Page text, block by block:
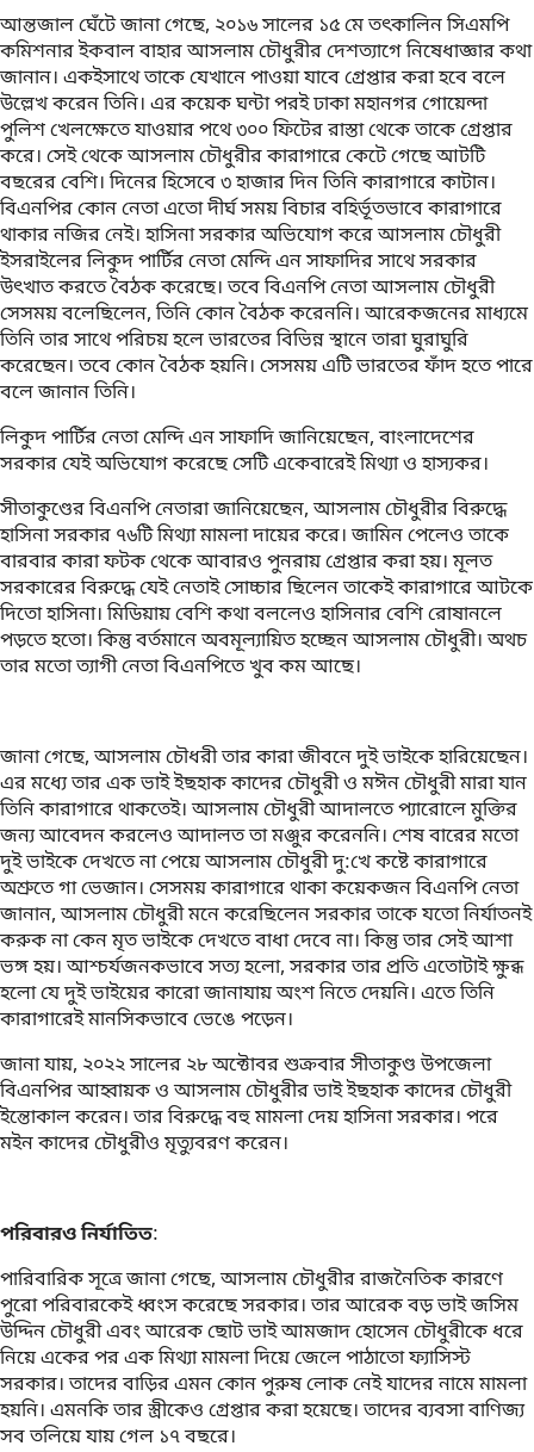
আন্তজাল ঘেঁটে জানা গেছে, ২০১৬ সালের ১৫ মে তৎকালিন সিএমপি
কমিশনার ইকবাল বাহার আসলাম চৌধুরীর দেশত্যাগে নিষেধাজ্ঞার কথা
জানান। একইসাথে তাকে যেখানে পাওয়া যাবে গ্রেপ্তার করা হবে বলে
উল্লেখ করেন তিনি। এর কয়েক ঘন্টা পরই ঢাকা মহানগর গোয়েন্দা
পুলিশ খেলক্ষেতে যাওয়ার পথে ৩০০ ফিটের রাস্তা থেকে তাকে গ্রেপ্তার
করে। সেই থেকে আসলাম চৌধুরীর কারাগারে কেটে গেছে আটটি
বছরের বেশি। দিনের হিসেবে ৩ হাজার দিন তিনি কারাগারে কাটান।
বিএনপির কোন নেতা এতো দীর্ঘ সময় বিচার বহির্ভূতভাবে কারাগারে
থাকার নজির নেই। হাসিনা সরকার অভিযোগ করে আসলাম চৌধুরী
ইসরাইলের লিকুদ পার্টির নেতা মেন্দি এন সাফাদির সাথে সরকার
উৎখাত করতে বৈঠক করেছে। তবে বিএনপি নেতা আসলাম চৌধুরী
সেসময় বলেছিলেন, তিনি কোন বৈঠক করেননি। আরেকজনের মাধ্যমে
তিনি তার সাথে পরিচয় হলে ভারতের বিভিন্ন স্থানে তারা ঘুরাঘুরি
করেছেন। তবে কোন বৈঠক হয়নি। সেসময় এটি ভারতের ফাঁদ হতে পারে
বলে জানান তিনি।
লিকুদ পার্টির নেতা মেন্দি এন সাফাদি জানিয়েছেন, বাংলাদেশের
সরকার যেই অভিযোগ করেছে সেটি একেবারেই মিথ্যা ও হাস্যকর।
সীতাকুণ্ডের বিএনপি নেতারা জানিয়েছেন, আসলাম চৌধুরীর বিরুদ্ধে
হাসিনা সরকার ৭৬টি মিথ্যা মামলা দায়ের করে। জামিন পেলেও তাকে
বারবার কারা ফটক থেকে আবারও পুনরায় গ্রেপ্তার করা হয়। মূলত
সরকারের বিরুদ্ধে যেই নেতাই সোচ্চার ছিলেন তাকেই কারাগারে আটকে
দিতো হাসিনা। মিডিয়ায় বেশি কথা বললেও হাসিনার বেশি রোষানলে
পড়তে হতো। কিন্তু বর্তমানে অবমূল্যায়িত হচ্ছেন আসলাম চৌধুরী। অথচ
তার মতো ত্যাগী নেতা বিএনপিতে খুব কম আছে।
জানা গেছে, আসলাম চৌধরী তার কারা জীবনে দুই ভাইকে হারিয়েছেন।
এর মধ্যে তার এক ভাই ইছহাক কাদের চৌধুরী ও মঈন চৌধুরী মারা যান
তিনি কারাগারে থাকতেই। আসলাম চৌধুরী আদালতে প্যারোলে মুক্তির
জন্য আবেদন করলেও আদালত তা মঞ্জুর করেননি। শেষ বারের মতো
দুই ভাইকে দেখতে না পেয়ে আসলাম চৌধুরী দু:খে কষ্টে কারাগারে
অশ্রুতে গা ভেজান। সেসময় কারাগারে থাকা কয়েকজন বিএনপি নেতা
জানান, আসলাম চৌধুরী মনে করেছিলেন সরকার তাকে যতো নির্যাতনই
করুক না কেন মৃত ভাইকে দেখতে বাধা দেবে না। কিন্তু তার সেই আশা
ভঙ্গ হয়। আশ্চর্যজনকভাবে সত্য হলো, সরকার তার প্রতি এতোটাই ক্ষুব্ধ
হলো যে দুই ভাইয়ের কারো জানাযায় অংশ নিতে দেয়নি। এতে তিনি
কারাগারেই মানসিকভাবে ভেঙে পড়েন।
জানা যায়, ২০২২ সালের ২৮ অক্টোবর শুক্রবার সীতাকুণ্ড উপজেলা
বিএনপির আহ্বায়ক ও আসলাম চৌধুরীর ভাই ইছহাক কাদের চৌধুরী
ইন্তোকাল করেন। তার বিরুদ্ধে বহু মামলা দেয় হাসিনা সরকার। পরে
মইন কাদের চৌধুরীও মৃত্যুবরণ করেন।
পরিবারও নির্যাতিত:
পারিবারিক সূত্রে জানা গেছে, আসলাম চৌধুরীর রাজনৈতিক কারণে
পুরো পরিবারকেই ধ্বংস করেছে সরকার। তার আরেক বড় ভাই জসিম
উদ্দিন চৌধুরী এবং আরেক ছোট ভাই আমজাদ হোসেন চৌধুরীকে ধরে
নিয়ে একের পর এক মিথ্যা মামলা দিয়ে জেলে পাঠাতো ফ্যাসিস্ট
সরকার। তাদের বাড়ির এমন কোন পুরুষ লোক নেই যাদের নামে মামলা
হয়নি। এমনকি তার স্ত্রীকেও গ্রেপ্তার করা হয়েছে। তাদের ব্যবসা বাণিজ্য
সব তলিয়ে যায় গেল ১৭ বছরে।